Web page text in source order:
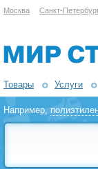
Москва Санкт-
Товары Услуги
Например,